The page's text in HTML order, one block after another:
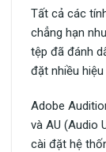
Tất cả các
chẳng hạn
tệp đã đánh
đặt nhiều
Adobe
và AU (Audio
cài đặt hệ